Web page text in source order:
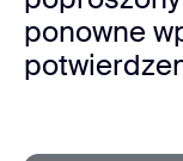
ponowne